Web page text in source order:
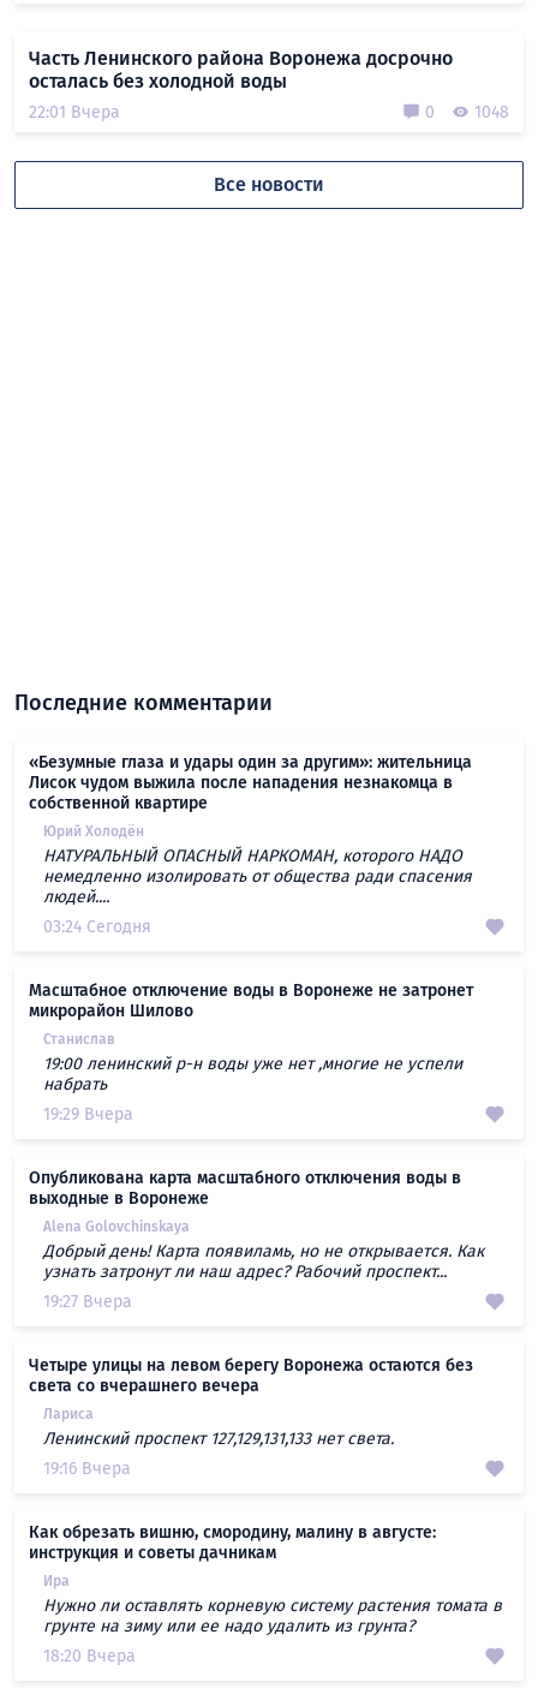
Часть Ленинского района Воронежа досрочно
осталась без холодной воды
22:01 Вчера 0 1048
Все новости
Последние комментарии
«Безумные глаза и удары один за другим»: жительница
Лисок чудом выжила после нападения незнакомца в
собственной квартире
Юрий Холодён
НАТУРАЛЬНЫЙ ОПАСНЫЙ НАРКОМАН, которого НАДО
немедленно изолировать от общества ради спасения
людей....
03:24 Сегодня
Масштабное отключение воды в Воронеже не затронет
микрорайон Шилово
Станислав
19:00 ленинский р-н воды уже нет ,многие не успели
набрать
19:29 Вчера
Опубликована карта масштабного отключения воды в
выходные в Воронеже
Alena Golovchinskaya
Добрый день! Карта появиламь, но не открывается. Как
узнать затронут ли наш адрес? Рабочий проспект...
19:27 Вчера
Четыре улицы на левом берегу Воронежа остаются без
света со вчерашнего вечера
Лариса
Ленинский проспект 127,129,131,133 нет света.
19:16 Вчера
Как обрезать вишню, смородину, малину в августе:
инструкция и советы дачникам
Ира
Нужно ли оставлять корневую систему растения томата в
грунте на зиму или ее надо удалить из грунта?
18:20 Вчера